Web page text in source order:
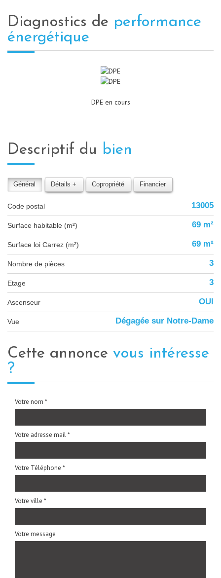
diagnostics de performance
énergétique
DPE en cours
descriptif du bien
Général Détails + Copropriété Financier
Code postal 13005
Surface habitable (m²) 69 m²
Surface loi Carrez (m²) 69 m²
Nombre de pièces 3
Etage 3
Ascenseur OUI
Vue Dégagée sur Notre-Dame
cette annonce vous intéresse
?
Votre nom *
Votre adresse mail *
Votre Téléphone *
Votre ville *
Votre message